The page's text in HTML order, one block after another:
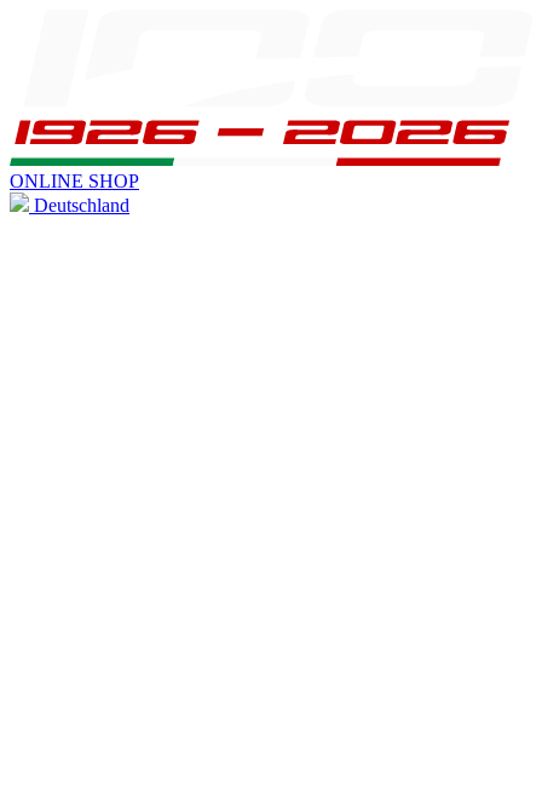
ONLINE SHOP
Deutschland